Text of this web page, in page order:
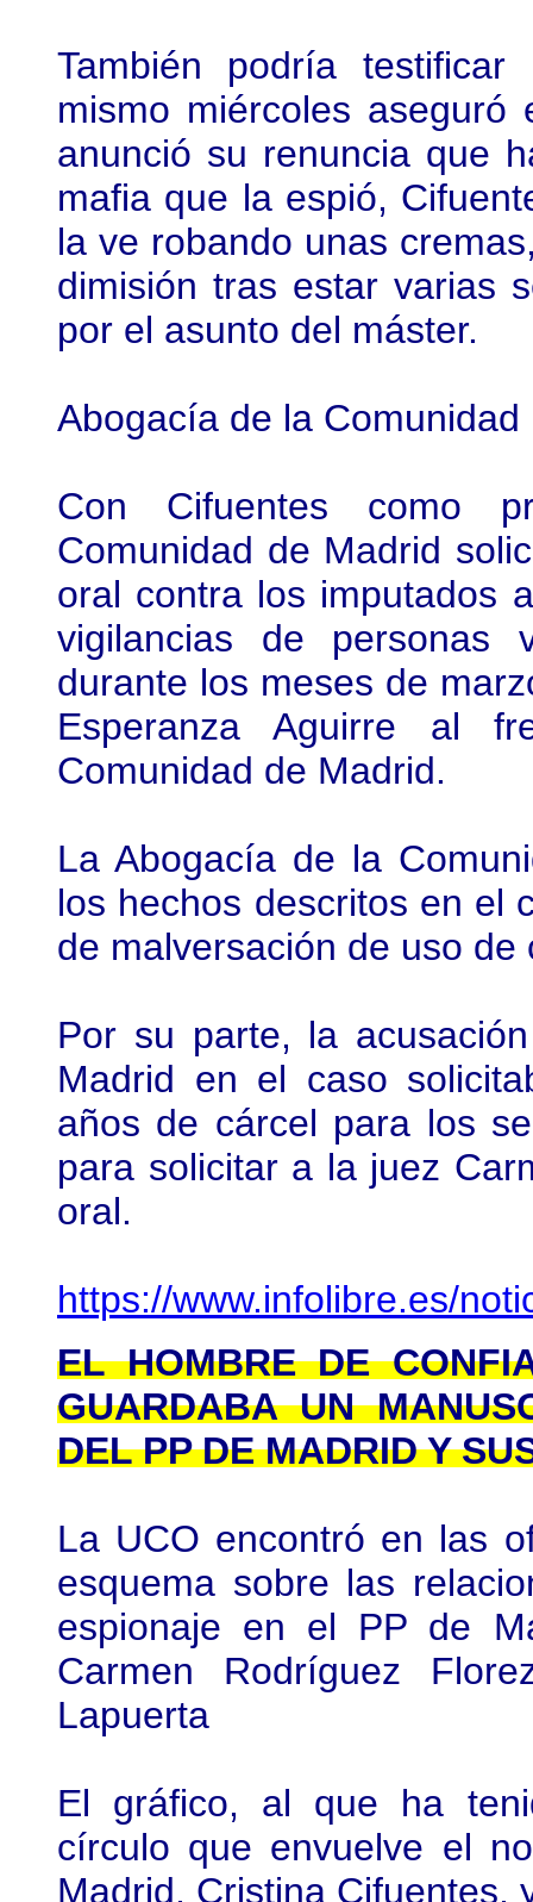
También podría
mismo miércoles
anunció su renuncia que
mafia que la espió,
la ve robando unas
dimisión tras estar varias
por el asunto del máster.
Abogacía de la Comunidad
Con Cifuentes como
Comunidad de Madrid
oral contra los imputados
vigilancias de personas
durante los meses de
Esperanza Aguirre al
Comunidad de Madrid.
La Abogacía de la
los hechos descritos en el
de malversación de uso de
Por su parte, la
Madrid en el caso
años de cárcel para los
para solicitar a la juez
oral.
https://www.infolibre.es/
EL HOMBRE DE
GUARDABA UN
DEL PP DE MADRID Y
La UCO encontró en las
esquema sobre las
espionaje en el PP de
Carmen Rodríguez
Lapuerta
El gráfico, al que ha
círculo que envuelve el
Madrid, Cristina Cifuentes,